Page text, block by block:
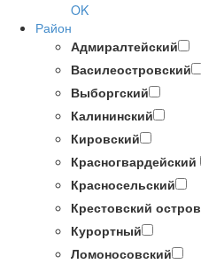
OK
Район
Адмиралтейский
Василеостровский
Выборгский
Калининский
Кировский
Красногвардейский
Красносельский
Крестовский остров
Курортный
Ломоносовский